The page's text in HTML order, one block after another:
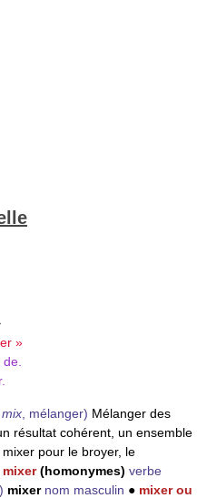
»
, mélanger) Mélanger des
résultat cohérent, un ensemble
pour le broyer, le
mixer(homonymes) verbe
mixer nom masculin ● mixer ou